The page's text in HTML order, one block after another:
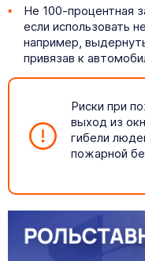
Не 100-процентная
если использовать
например,
привязав к
Риски при
выход из
гибели
пожарной